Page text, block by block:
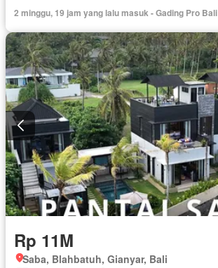
2 minggu, 19 jam yang lalu masuk - Gading Pro Bali
Rp 11M
Saba, Blahbatuh, Gianyar, Bali